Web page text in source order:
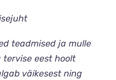
teadmised ja mulle
eest hoolt
väikesest ning